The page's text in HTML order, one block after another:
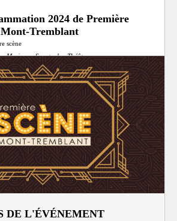
2024 de Première
Mont-Tremblant
scène
Musique, Spectacle, Théâtre
des Laurentides
DE L'ÉVÉNEMENT